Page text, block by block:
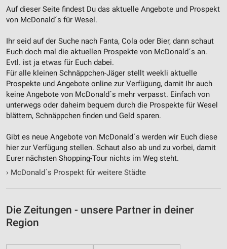
Auf dieser Seite findest Du das aktuelle Angebote und Prospekt
von McDonald´s für Wesel.
Ihr seid auf der Suche nach Fanta, Cola oder Bier, dann schaut
Euch doch mal die aktuellen Prospekte von McDonald´s an.
Evtl. ist ja etwas für Euch dabei.
Für alle kleinen Schnäppchen-Jäger stellt weekli aktuelle
Prospekte und Angebote online zur Verfügung, damit Ihr auch
keine Angebote von McDonald´s mehr verpasst. Einfach von
unterwegs oder daheim bequem durch die Prospekte für Wesel
blättern, Schnäppchen finden und Geld sparen.
Gibt es neue Angebote von McDonald´s werden wir Euch diese
hier zur Verfügung stellen. Schaut also ab und zu vorbei, damit
Eurer nächsten Shopping-Tour nichts im Weg steht.
› McDonald´s Prospekt für weitere Städte
Die Zeitungen - unsere Partner in deiner
Region